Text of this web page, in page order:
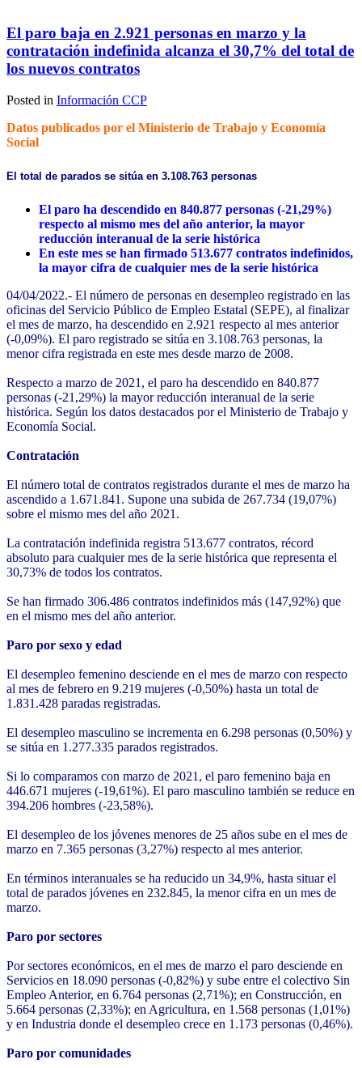
El paro baja en 2.921 personas en marzo y la
contratación indefinida alcanza el 30,7% del total de
los nuevos contratos
Posted in Información CCP
Datos publicados por el Ministerio de Trabajo y Economía
Social
El total de parados se sitúa en 3.108.763 personas
El paro ha descendido en 840.877 personas (-21,29%)
respecto al mismo mes del año anterior, la mayor
reducción interanual de la serie histórica
En este mes se han firmado 513.677 contratos indefinidos,
la mayor cifra de cualquier mes de la serie histórica
04/04/2022.- El número de personas en desempleo registrado en las
oficinas del Servicio Público de Empleo Estatal (SEPE), al finalizar
el mes de marzo, ha descendido en 2.921 respecto al mes anterior
(-0,09%). El paro registrado se sitúa en 3.108.763 personas, la
menor cifra registrada en este mes desde marzo de 2008.
Respecto a marzo de 2021, el paro ha descendido en 840.877
personas (-21,29%) la mayor reducción interanual de la serie
histórica. Según los datos destacados por el Ministerio de Trabajo y
Economía Social.
Contratación
El número total de contratos registrados durante el mes de marzo ha
ascendido a 1.671.841. Supone una subida de 267.734 (19,07%)
sobre el mismo mes del año 2021.
La contratación indefinida registra 513.677 contratos, récord
absoluto para cualquier mes de la serie histórica que representa el
30,73% de todos los contratos.
Se han firmado 306.486 contratos indefinidos más (147,92%) que
en el mismo mes del año anterior.
Paro por sexo y edad
El desempleo femenino desciende en el mes de marzo con respecto
al mes de febrero en 9.219 mujeres (-0,50%) hasta un total de
1.831.428 paradas registradas.
El desempleo masculino se incrementa en 6.298 personas (0,50%) y
se sitúa en 1.277.335 parados registrados.
Si lo comparamos con marzo de 2021, el paro femenino baja en
446.671 mujeres (-19,61%). El paro masculino también se reduce en
394.206 hombres (-23,58%).
El desempleo de los jóvenes menores de 25 años sube en el mes de
marzo en 7.365 personas (3,27%) respecto al mes anterior.
En términos interanuales se ha reducido un 34,9%, hasta situar el
total de parados jóvenes en 232.845, la menor cifra en un mes de
marzo.
Paro por sectores
Por sectores económicos, en el mes de marzo el paro desciende en
Servicios en 18.090 personas (-0,82%) y sube entre el colectivo Sin
Empleo Anterior, en 6.764 personas (2,71%); en Construcción, en
5.664 personas (2,33%); en Agricultura, en 1.568 personas (1,01%)
y en Industria donde el desempleo crece en 1.173 personas (0,46%).
Paro por comunidades